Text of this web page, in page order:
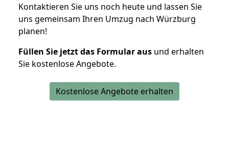
Kontaktieren Sie uns noch heute und lassen Sie
uns gemeinsam Ihren Umzug nach Würzburg
planen!
Füllen Sie jetzt das Formular aus und erhalten
Sie kostenlose Angebote.
Kostenlose Angebote erhalten